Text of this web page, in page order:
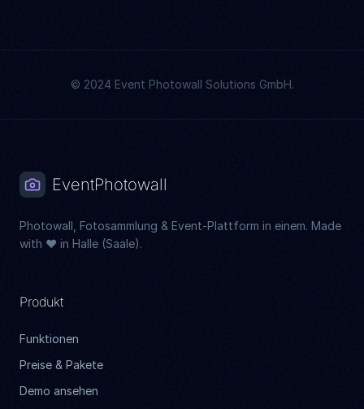
© 2024 Event Photowall Solutions GmbH.
EventPhotowall
Photowall, Fotosammlung & Event-Plattform in einem. Made
with ❤️ in Halle (Saale).
Produkt
Funktionen
Preise & Pakete
Demo ansehen